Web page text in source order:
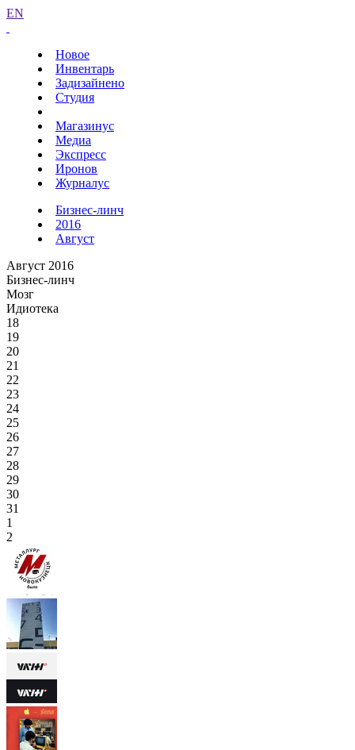
EN
Новое
Инвентарь
Задизайнено
Студия
Магазинус
Медиа
Экспресс
Иронов
Журналус
Бизнес-линч
2016
Август
Август 2016
Бизнес-линч
Мозг
Идиотека
18
19
20
21
22
23
24
25
26
27
28
29
30
31
1
2